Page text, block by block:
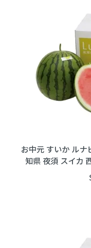
お中元 すいか ル
知県 夜須 スイカ